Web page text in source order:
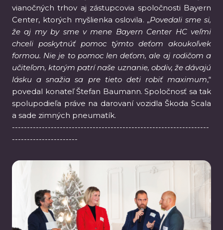
vianočných trhov aj zástupcovia spoločnosti Bayern
Center, ktorých myšlienka oslovila. „Povedali sme si,
že aj my by sme v mene Bayern Center HC veľmi
chceli poskytnúť pomoc týmto deťom akoukoľvek
formou. Nie je to pomoc len deťom, ale aj rodičom a
učiteľom, ktorým patrí naše uznanie, obdiv, že dávajú
lásku a snažia sa pre tieto deti robiť maximum,“
povedal konateľ Štefan Baumann. Spoločnosť sa tak
spolupodieľa práve na darovaní vozidla Škoda Scala
a sade zimných pneumatík.
------------------------------------------------------------------
----------------------